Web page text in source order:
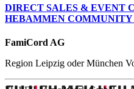
DIRECT SALES & EVENT
HEBAMMEN
FamiCord AG
Region Leipzig oder München